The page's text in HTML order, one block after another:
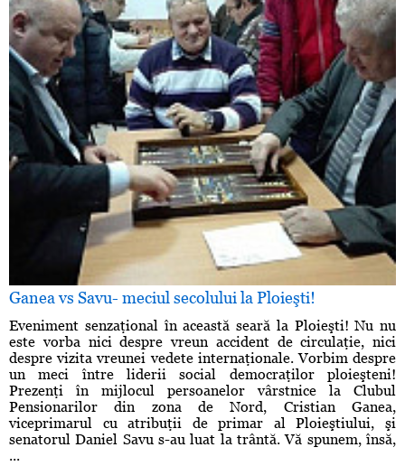
Ganea vs Savu- meciul secolului la Ploieşti!
Eveniment senzaţional în această seară la Ploieşti! Nu nu
este vorba nici despre vreun accident de circulaţie, nici
despre vizita vreunei vedete internaţionale. Vorbim despre
un meci între liderii social democraţilor ploieşteni!
Prezenţi în mijlocul persoanelor vârstnice la Clubul
Pensionarilor din zona de Nord, Cristian Ganea,
viceprimarul cu atribuţii de primar al Ploieştiului, şi
senatorul Daniel Savu s-au luat la trântă. Vă spunem, însă,
...